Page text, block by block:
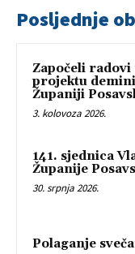
Posljednje
Započeli radovi
projektu
Županiji
3. kolovoza 2026.
141. sjednica
Županije
30. srpnja 2026.
Polaganje